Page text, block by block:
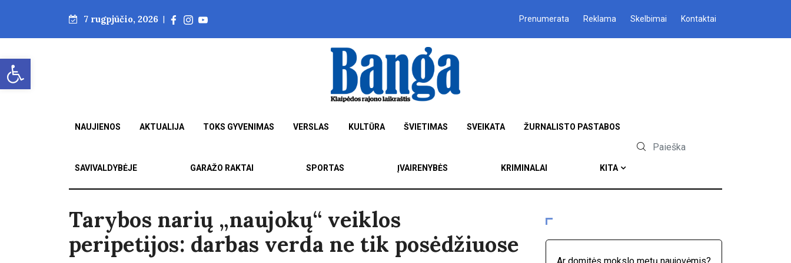
Open toolbar
7 rugpjūčio, 2026 | Prenumerata Reklama Skelbimai Kontaktai
NAUJIENOS AKTUALIJA TOKS GYVENIMAS VERSLAS KULTŪRA ŠVIETIMAS SVEIKATA ŽURNALISTO PASTABOS
SAVIVALDYBĖJE GARAŽO RAKTAI SPORTAS ĮVAIRENYBĖS KRIMINALAI KITA
Tarybos narių „naujokų“ veiklos
peripetijos: darbas verda ne tik posėdžiuose